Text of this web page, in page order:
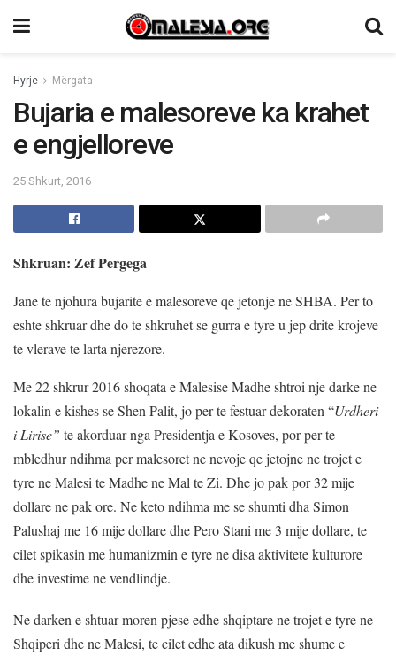
Hyrje Mërgata
Bujaria e malesoreve ka krahet
e engjelloreve
25 Shkurt, 2016
Shkruan: Zef Pergega
Jane te njohura bujarite e malesoreve qe jetonje ne SHBA. Per to
eshte shkruar dhe do te shkruhet se gurra e tyre u jep drite krojeve
te vlerave te larta njerezore.
Me 22 shkrur 2016 shoqata e Malesise Madhe shtroi nje darke ne
lokalin e kishes se Shen Palit, jo per te festuar dekoraten “Urdheri
i Lirise” te akorduar nga Presidentja e Kosoves, por per te
mbledhur ndihma per malesoret ne nevoje qe jetojne ne trojet e
tyre ne Malesi te Madhe ne Mal te Zi. Dhe jo pak por 32 mije
dollare ne pak ore. Ne keto ndihma me se shumti dha Simon
Palushaj me 16 mije dollare dhe Pero Stani me 3 mije dollare, te
cilet spikasin me humanizmin e tyre ne disa aktivitete kulturore
dhe investime ne vendlindje.
Ne darken e shtuar moren pjese edhe shqiptare ne trojet e tyre ne
Shqiperi dhe ne Malesi, te cilet edhe ata dikush me shume e